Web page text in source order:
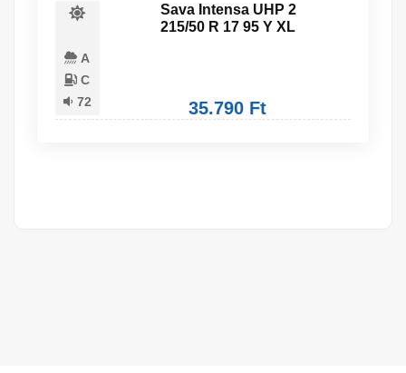
A
C
72
Sava Intensa UHP 2
215/50 R 17 95 Y XL
35.790 Ft